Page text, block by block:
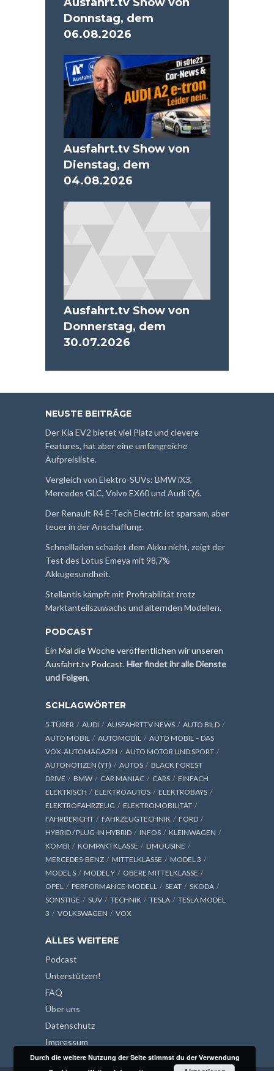
Donnstag, dem
06.08.2026
Ausfahrt.tv Show von
Dienstag, dem
04.08.2026
Ausfahrt.tv Show von
Donnerstag, dem
30.07.2026
NEUSTE BEITRÄGE
Der Kia EV2 bietet viel Platz und clevere
Features, hat aber eine umfangreiche
Aufpreisliste.
Vergleich von Elektro-SUVs: BMW iX3,
Mercedes GLC, Volvo EX60 und Audi Q6.
Der Renault R4 E-Tech Electric ist sparsam, aber
teuer in der Anschaffung.
Schnellladen schadet dem Akku nicht, zeigt der
Test des Lotus Emeya mit 98,7%
Akkugesundheit.
Stellantis kämpft mit Profitabilität trotz
Marktanteilszuwachs und alternden Modellen.
PODCAST
Ein Mal die Woche veröffentlichen wir unseren
Ausfahrt.tv Podcast.Hier findet ihr alle Dienste
und Folgen.
SCHLAGWÖRTER
5-TÜRER AUDI AUSFAHRTTV NEWS
AUTO BILD
AUTO MOBIL
AUTOMOBIL
AUTO MOBIL – DAS
VOX-AUTOMAGAZIN
AUTO MOTOR UND SPORT
AUTONOTIZEN (YT)
AUTOS
BLACK FOREST
DRIVE
BMW CAR MANIAC CARS
EINFACH
ELEKTRISCH
ELEKTROAUTOS
ELEKTROBAYS
ELEKTROFAHRZEUG
ELEKTROMOBILITÄT
FAHRBERICHT
FAHRZEUGTECHNIK
FORD
HYBRID / PLUG-IN HYBRID
INFOS
KLEINWAGEN
KOMBI
KOMPAKTKLASSE
LIMOUSINE
MERCEDES-BENZ
MITTELKLASSE
MODEL 3
MODEL S
MODEL Y
OBERE MITTELKLASSE
OPEL
PERFORMANCE-MODELL SEAT
SKODA
SONSTIGE
SUV TECHNIK TESLA
TESLA MODEL
3
VOLKSWAGEN VOX
ALLES WEITERE
Podcast
Unterstützen!
FAQ
Über uns
Datenschutz
Impressum
Durch die weitere Nutzung der Seite stimmst du der Verwendung